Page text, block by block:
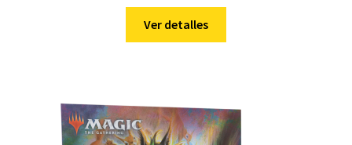
Ver detalles